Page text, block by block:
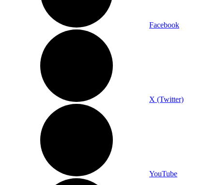
Facebook
X (Twitter)
YouTube